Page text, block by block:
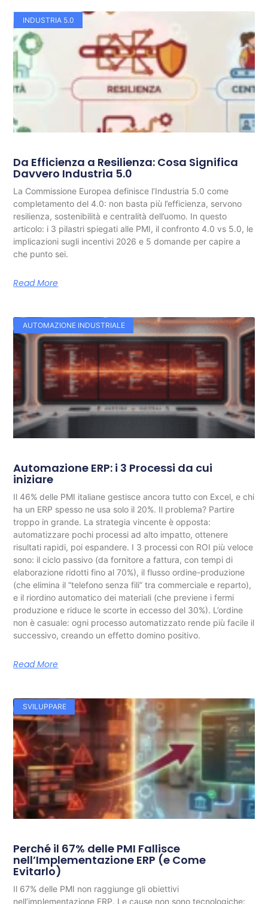
INDUSTRIA 5.0
Da Efficienza a Resilienza: Cosa Significa
Davvero Industria 5.0
La Commissione Europea definisce l’Industria 5.0 come
completamento del 4.0: non basta più l’efficienza, servono
resilienza, sostenibilità e centralità dell’uomo. In questo
articolo: i 3 pilastri spiegati alle PMI, il confronto 4.0 vs 5.0, le
implicazioni sugli incentivi 2026 e 5 domande per capire a
che punto sei.
Read More
AUTOMAZIONE INDUSTRIALE
Automazione ERP: i 3 Processi da cui
iniziare
Il 46% delle PMI italiane gestisce ancora tutto con Excel, e chi
ha un ERP spesso ne usa solo il 20%. Il problema? Partire
troppo in grande. La strategia vincente è opposta:
automatizzare pochi processi ad alto impatto, ottenere
risultati rapidi, poi espandere. I 3 processi con ROI più veloce
sono: il ciclo passivo (da fornitore a fattura, con tempi di
elaborazione ridotti fino al 70%), il flusso ordine-produzione
(che elimina il “telefono senza fili” tra commerciale e reparto),
e il riordino automatico dei materiali (che previene i fermi
produzione e riduce le scorte in eccesso del 30%). L’ordine
non è casuale: ogni processo automatizzato rende più facile il
successivo, creando un effetto domino positivo.
Read More
SVILUPPARE
Perché il 67% delle PMI Fallisce
nell’Implementazione ERP (e Come
Evitarlo)
Il 67% delle PMI non raggiunge gli obiettivi
nell’implementazione ERP. Le cause non sono tecnologiche: